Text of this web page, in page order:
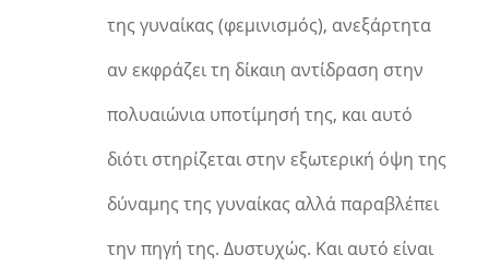
της γυναίκας (φεμινισμός), ανεξάρτητα
αν εκφράζει τη δίκαιη αντίδραση στην
πολυαιώνια υποτίμησή της, και αυτό
διότι στηρίζεται στην εξωτερική όψη της
δύναμης της γυναίκας αλλά παραβλέπει
την πηγή της. Δυστυχώς. Και αυτό είναι